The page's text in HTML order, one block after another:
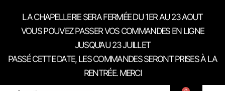
LA CHAPELLERIE SERA FERMÉE DU 1ER AU 23 AOUT
VOUS POUVEZ PASSER VOS COMMANDES EN LIGNE
JUSQU’AU 23 JUILLET
PASSÉ CETTE DATE, LES COMMANDES SERONT PRISES À LA
RENTRÉE. MERCI